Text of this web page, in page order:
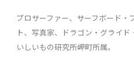
プロサーファー、サーフボード・
ト、写真家、ドラゴン・グライ
いしいもの研究所岬町所属。